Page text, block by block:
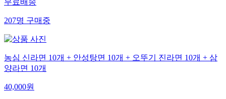
무료배송
207명구매중
농심 신라면 10개 + 안성탕면 10개 + 오뚜기 진라면 10개 + 삼
양라면 10개
40,000원